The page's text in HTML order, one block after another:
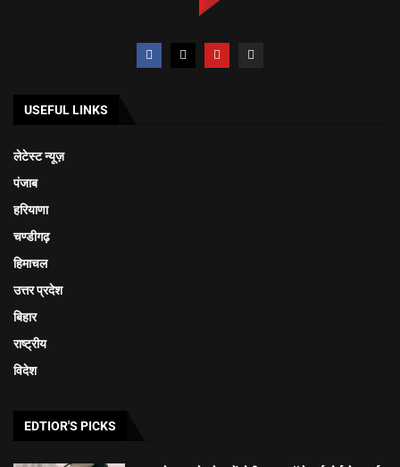
USEFUL LINKS
लेटेस्ट न्यूज़
पंजाब
हरियाणा
चण्डीगढ़
हिमाचल
उत्तर प्रदेश
बिहार
राष्ट्रीय
विदेश
EDTIOR'S PICKS